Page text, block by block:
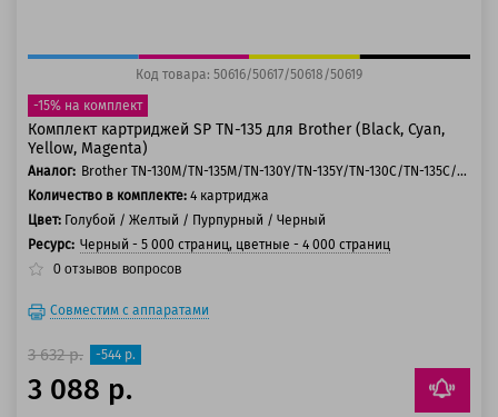
Код товара: 50616/50617/50618/50619
-15% на комплект
Комплект картриджей SP TN-135 для Brother (Black, Cyan,
Yellow, Magenta)
Аналог:
Brother TN-130M/TN-135M/TN-130Y/TN-135Y/TN-130C/TN-135C/TN-130Bk /TN-135Bk
Количество в комплекте: 4 картриджа
Цвет: Голубой / Желтый / Пурпурный / Черный
Ресурс: Черный - 5 000 страниц, цветные - 4 000 страниц
0 отзывов вопросов
Совместим с аппаратами
3 632 р. -544 р.
3 088 р.